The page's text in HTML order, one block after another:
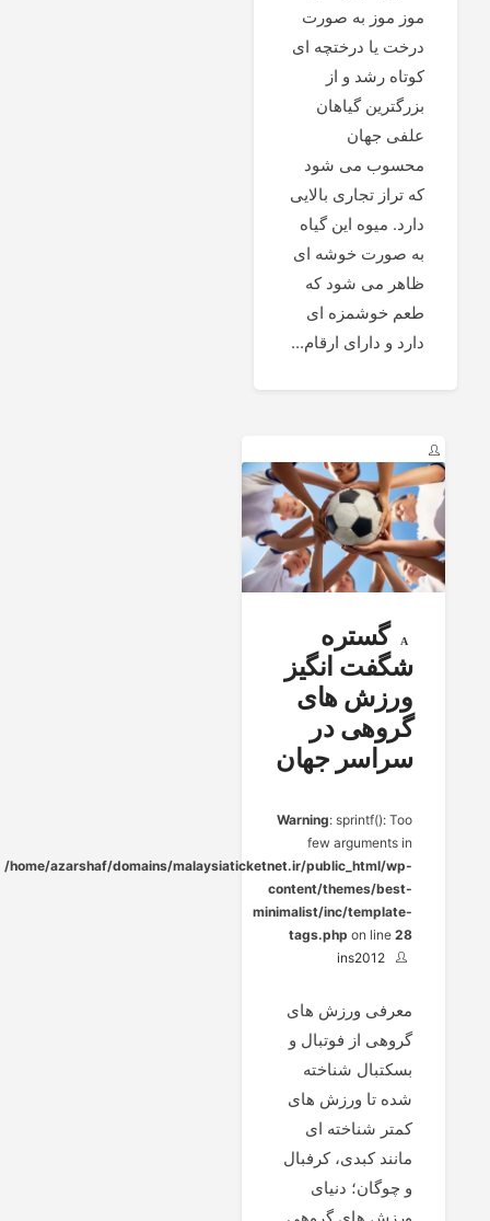
موز موز به صورت
درخت یا درختچه ای
کوتاه رشد و از
بزرگترین گیاهان
علفی جهان
محسوب می شود
که تراز تجاری بالایی
دارد. میوه این گیاه
به صورت خوشه ای
ظاهر می شود که
طعم خوشمزه ای
دارد و دارای ارقام...
گستره
شگفت انگیز
ورزش های
گروهی در
سراسر جهان
Warning: sprintf(): Too
few arguments in
/home/azarshaf/domains/malaysiaticketnet.ir/public_html/wp-
content/themes/best-
minimalist/inc/template-
tags.php on line28
ins2012
معرفی ورزش های
گروهی از فوتبال و
بسکتبال شناخته
شده تا ورزش های
کمتر شناخته ای
مانند کبدی، کرفبال
و چوگان؛ دنیای